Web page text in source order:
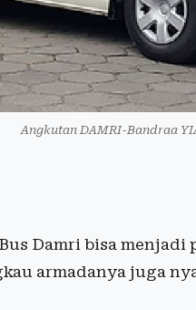
Angkutan DAMRI-Bandraa
Damri bisa menjadi
armadanya juga